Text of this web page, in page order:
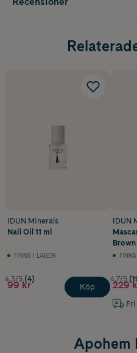
IDUN Minerals
Nail Oil 11 ml
FINNS I LAGER
4.3/5 (4)
99 kr Köp
IDUN
4.7/5
229
Apohem